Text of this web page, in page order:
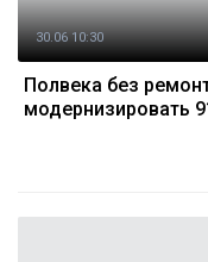
30.06 10:30
Полвека без
модернизировать